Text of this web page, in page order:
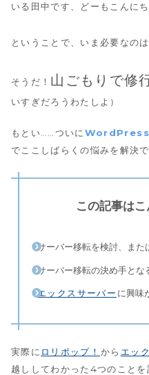
いる田中です、どーもこんにち
ということで、いま必要なの
そうだ！ 山ごもりで修
いすぎだろうわたしよ）
もとい……ついに WordPress
でここしばらくの悩みを解決
この記事は
サーバー移転を検討、また
サーバー移転の決め手とな
エックスサーバー に興味
実際に ロリポップ！ から エッ
越ししてわかった4つのこと